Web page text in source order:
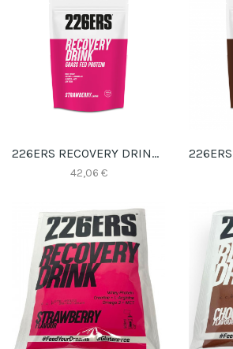
226ERS RECOVERY DRINK 1KG FRESA
42,06 €